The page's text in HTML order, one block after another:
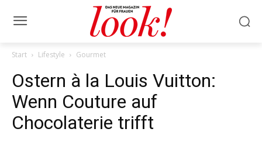
Start Lifestyle Gourmet
Ostern à la Louis Vuitton:
Wenn Couture auf
Chocolaterie trifft